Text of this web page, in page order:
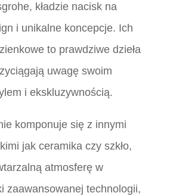
kładzie nacisk na
i unikalne koncepcje. Ich
to prawdziwe dzieła
uwagę swoim
i ekskluzywnością.
komponuje się z innymi
jak ceramika czy szkło,
atmosferę w
zaawansowanej technologii,